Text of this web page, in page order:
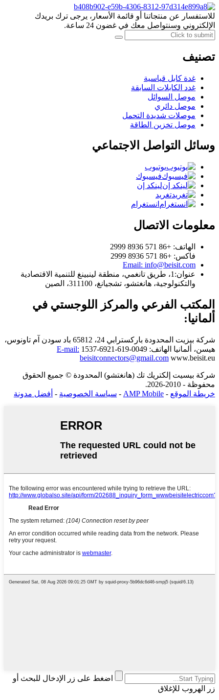
للاستفسار عن منتجاتنا أو قائمة الأسعار، يرجى ترك بريدك
الإلكتروني وسنتواصل معك في غضون 24 ساعة.
تصنيف
غدة كابل قياسية
غدد الكابلات السابقة
موصل السوائل
موصل دائري
موصلات شديدة التحمل
موصل تخزين الطاقة
وسائل التواصل الاجتماعي
يوتيوب
فيسبوك
لينكد إن
تغريد
انستغرام
معلومات الاتصال
الهاتف: +86 571 8936 2999
فاكس: +86 571 8936 2999
Email: info@beisit.com
عنوان: 1، طريق تانغمي، منطقة لينبينغ للتنمية الاقتصادية
والتكنولوجية، هانغتشو، تشجيانغ، 311100، الصين
المكتب الفرعي والمركز اللوجستي في
ألمانيا:
شركة بيزيت المحدودة
باركسترابي 24، 65812 باد سودن آم تاونوس،
هيسن، ألمانيا الهاتف: 0049-619-6921-1537
E-mail:
beisitconnectors@gmail.com www.beisit.eu
شركة بيسيت إلكتريك تك (هانغتشو) المحدودة © جميع الحقوق
محفوظة - 2010-2026.
خريطة الموقع -
AMP Mobile
- سياسة الخصوصية - أفضل مدونة
اضغط على زر الإدخال للبحث أو
زر الهروب للإغلاق